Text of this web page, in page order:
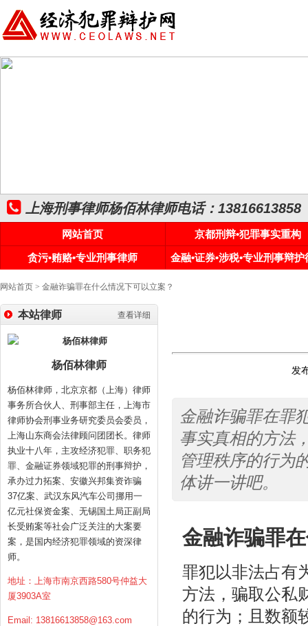
上海刑事律师杨佰林律师电话：13816613858
网站首页
京都刑辩•犯罪事实重构
贪污•贿赂•专业刑事律师
金融•证券•涉税•专业刑事辩护
网站首页 > 金融诈骗罪在什么情况下可以立案？
查看详细
本站律师
杨佰林律师
杨佰林律师，北京京都（上海）律师
事务所合伙人、刑事部主任，上海市
律师协会刑事业务研究委员会委员，
上海山东商会法律顾问团团长。律师
执业十八年，主攻经济犯罪、职务犯
罪、金融证券领域犯罪的刑事辩护，
承办过力拓案、安徽兴邦集资诈骗
37亿案、武汉东风汽车公司挪用一
亿元社保资金案、无锡国土局正副局
长受贿案等社会广泛关注的大案要
案，是国内经济犯罪领域的资深律
师。
地址：上海市南京西路580号仲益大
厦3903A室
Email: 13816613858@163.com
发
金融诈骗罪在罪
事实真相的方法
管理秩序的行为
体讲一讲吧。
金融诈骗罪
罪犯以非法占有
方法，骗取公私
的行为；且数额